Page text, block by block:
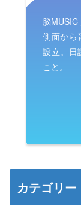
脳
側面から
設立。日
こと。
カテゴリー